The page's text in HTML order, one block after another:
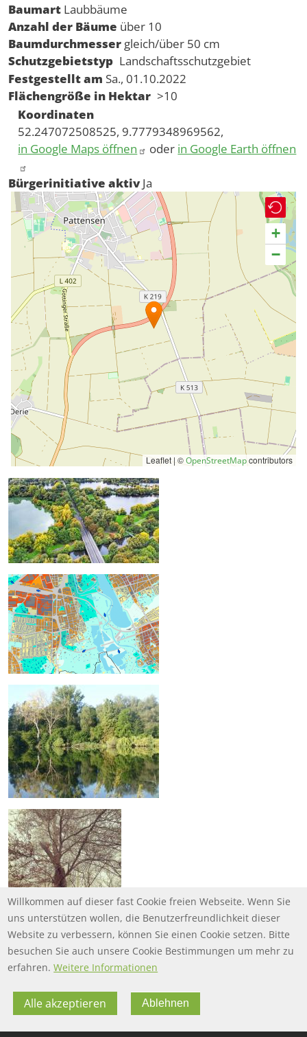
Baumart Laubbäume
Anzahl der Bäume über 10
Baumdurchmesser gleich/über 50 cm
Schutzgebietstyp Landschaftsschutzgebiet
Festgestellt am Sa., 01.10.2022
Flächengröße in Hektar >10
Koordinaten
52.247072508525, 9.7779348969562,
in Google Maps öffnen
oder in Google Earth öffnen
Bürgerinitiative aktiv Ja
+
−
Leaflet | ©OpenStreetMapcontributors
FOOTER MENU
FAQ
FOOTER-DATENSCHUTZ
Datenschutz
FOOTER-IMPRESSUM
Impressum
Willkommen auf dieser fast Cookie freien Webseite. Wenn Sie
uns unterstützen wollen, die Benutzerfreundlichkeit dieser
Website zu verbessern, können Sie einen Cookie setzen. Bitte
besuchen Sie auch unsere Cookie Bestimmungen um mehr zu
erfahren. Weitere Informationen
Alle akzeptieren Ablehnen